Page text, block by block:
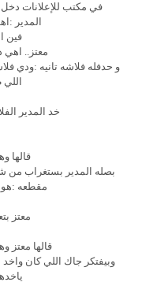
في مكتب للإعلانات دخل
المدير
فين
معتز.. اهي
و حدفله فلاشه تانيه :ودي
خد المدير
قالها
بصله المدير بستغراب من
مقطعه :هو
معتز
قالها معتز
وبيفتكر جاك اللي كان